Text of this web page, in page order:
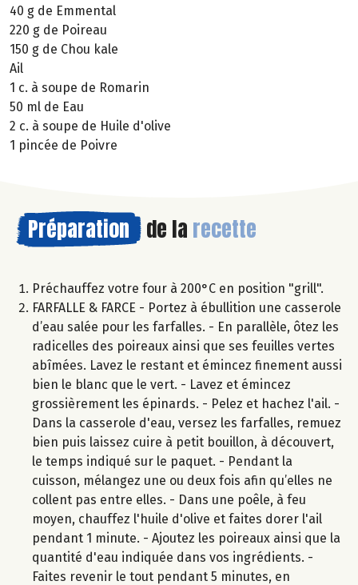
40 g de Emmental
220 g de Poireau
150 g de Chou kale
Ail
1 c. à soupe de Romarin
50 ml de Eau
2 c. à soupe de Huile d'olive
1 pincée de Poivre
Préparation de la recette
Préchauffez votre four à 200°C en position "grill".
FARFALLE & FARCE - Portez à ébullition une casserole
d’eau salée pour les farfalles. - En parallèle, ôtez les
radicelles des poireaux ainsi que ses feuilles vertes
abîmées. Lavez le restant et émincez finement aussi
bien le blanc que le vert. - Lavez et émincez
grossièrement les épinards. - Pelez et hachez l'ail. -
Dans la casserole d'eau, versez les farfalles, remuez
bien puis laissez cuire à petit bouillon, à découvert,
le temps indiqué sur le paquet. - Pendant la
cuisson, mélangez une ou deux fois afin qu’elles ne
collent pas entre elles. - Dans une poêle, à feu
moyen, chauffez l'huile d'olive et faites dorer l'ail
pendant 1 minute. - Ajoutez les poireaux ainsi que la
quantité d'eau indiquée dans vos ingrédients. -
Faites revenir le tout pendant 5 minutes, en